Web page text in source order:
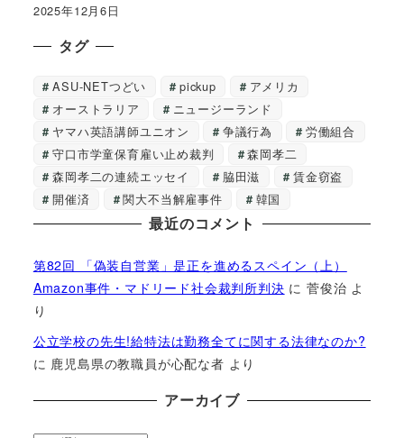
2025年12月6日
タグ
ASU-NETつどい pickup
アメリカ
オーストラリア
ニュージーランド
ヤマハ英語講師ユニオン
争議行為
労働組合
守口市学童保育雇い止め裁判
森岡孝二
森岡孝二の連続エッセイ
脇田滋
賃金窃盗
開催済
関大不当解雇事件 韓国
最近のコメント
第82回 「偽装自営業」是正を進めるスペイン（上）
Amazon事件・マドリード社会裁判所判決 に菅俊治 よ
り
公立学校の先生!給特法は勤務全てに関する法律なのか?
に 鹿児島県の教職員が心配な者 より
アーカイブ